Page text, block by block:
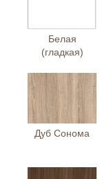
Белая
(гладкая)
Дуб Сонома